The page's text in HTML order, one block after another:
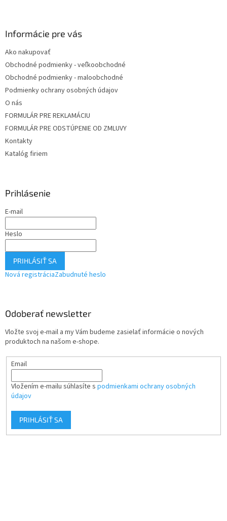
Informácie pre vás
Ako nakupovať
Obchodné podmienky - veľkoobchodné
Obchodné podmienky - maloobchodné
Podmienky ochrany osobných údajov
O nás
FORMULÁR PRE REKLAMÁCIU
FORMULÁR PRE ODSTÚPENIE OD ZMLUVY
Kontakty
Katalóg firiem
Prihlásenie
E-mail
Heslo
PRIHLÁSIŤ SA
Nová registráciaZabudnuté heslo
Odoberať newsletter
Vložte svoj e-mail a my Vám budeme zasielať informácie o nových
produktoch na našom e-shope.
Email
Vložením e-mailu súhlasíte s podmienkami ochrany osobných
údajov
PRIHLÁSIŤ SA